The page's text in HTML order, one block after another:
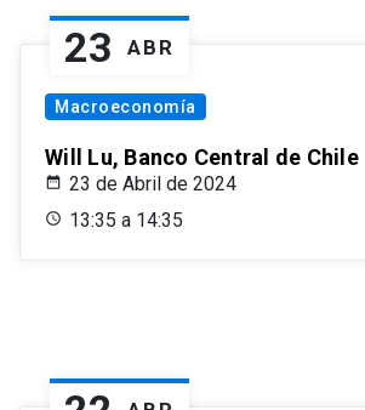
23 ABR
Macroeconomía
Will Lu, Banco Central de Chile
23 de Abril de 2024
13:35 a 14:35